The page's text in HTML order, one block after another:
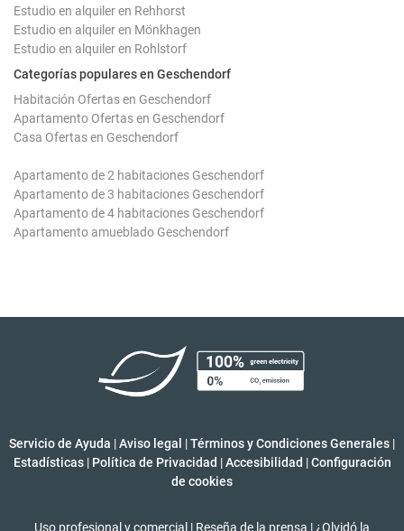
Estudio en alquiler en Rehhorst
Estudio en alquiler en Mönkhagen
Estudio en alquiler en Rohlstorf
Categorías populares en Geschendorf
Habitación Ofertas en Geschendorf
Apartamento Ofertas en Geschendorf
Casa Ofertas en Geschendorf
Apartamento de 2 habitaciones Geschendorf
Apartamento de 3 habitaciones Geschendorf
Apartamento de 4 habitaciones Geschendorf
Apartamento amueblado Geschendorf
Servicio de Ayuda |Aviso legal |Términos y Condiciones Generales |
Estadísticas | Política de Privacidad | Accesibilidad | Configuración
de cookies
Uso profesional y comercial | Reseña de la prensa | ¿Olvidó la